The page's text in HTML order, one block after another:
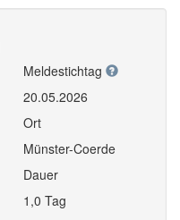
Meldestichtag
20.05.2026
Ort
Münster-Coerde
Dauer
1,0 Tag